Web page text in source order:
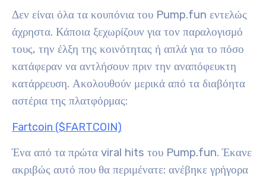
Δεν είναι όλα τα κουπόνια του Pump.fun εντελώς
άχρηστα. Κάποια ξεχωρίζουν για τον παραλογισμό
τους, την έλξη της κοινότητας ή απλά για το πόσο
κατάφεραν να αντλήσουν πριν την αναπόφευκτη
κατάρρευση. Ακολουθούν μερικά από τα διαβόητα
αστέρια της πλατφόρμας:
Fartcoin ($FARTCOIN)
Ένα από τα πρώτα viral hits του Pump.fun. Έκανε
ακριβώς αυτό που θα περιμένατε: ανέβηκε γρήγορα